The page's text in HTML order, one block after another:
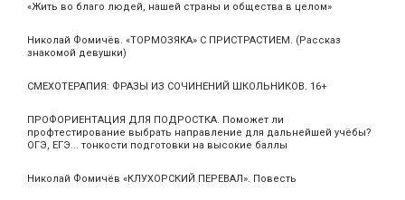
«Жить во благо людей, нашей страны и общества в целом»
Николай Фомичёв. «ТОРМОЗЯКА» С ПРИСТРАСТИЕМ. (Рассказ
знакомой девушки)
СМЕХОТЕРАПИЯ: ФРАЗЫ ИЗ СОЧИНЕНИЙ ШКОЛЬНИКОВ. 16+
ПРОФОРИЕНТАЦИЯ ДЛЯ ПОДРОСТКА. Поможет ли
профтестирование выбрать направление для дальнейшей учёбы?
ОГЭ, ЕГЭ... тонкости подготовки на высокие баллы
Николай Фомичёв «КЛУХОРСКИЙ ПЕРЕВАЛ». Повесть